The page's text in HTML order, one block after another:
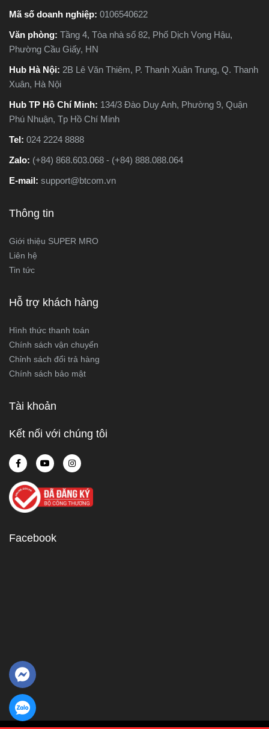
giúp bạn hiểu rõ sự khác
điểm và tư vấn chọn lựa
loại máy phù hợp nhất với
nhu cầu sử dụng thực tế.
Mã số doanh nghiệp: 0106540622
Văn phòng: Tầng 4, Tòa nhà số 82, Phố Dịch Vọng Hậu,
Phường Cầu Giấy, HN
Hub Hà Nội: 2B Lê Văn Thiêm, P. Thanh Xuân Trung, Q. Thanh
Xuân, Hà Nội
Hub TP Hồ Chí Minh: 134/3 Đào Duy Anh, Phường 9, Quận
Phú Nhuận, Tp Hồ Chí Minh
Tel: 024 2224 8888
Zalo: (+84) 868.603.068 - (+84) 888.088.064
E-mail: support@btcom.vn
Thông tin
Giới thiệu SUPER MRO
Liên hệ
Tin tức
Hỗ trợ khách hàng
Hình thức thanh toán
Chính sách vận chuyển
Chỉnh sách đổi trả hàng
Chính sách bảo mật
Tài khoản
Kết nối với chúng tôi
Facebook